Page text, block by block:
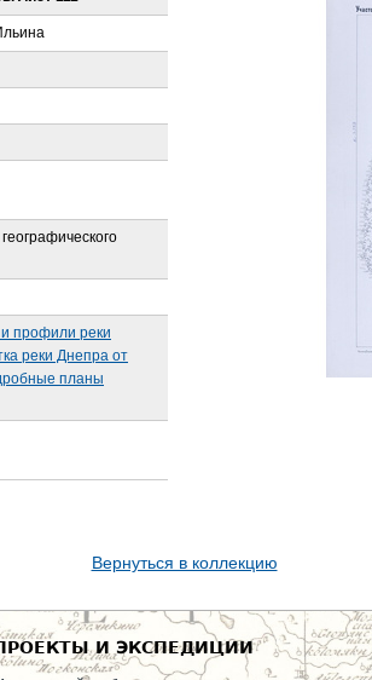
профили реки
реки Днепра от
планы
Вернуться в коллекцию
И ЭКСПЕДИЦИИ